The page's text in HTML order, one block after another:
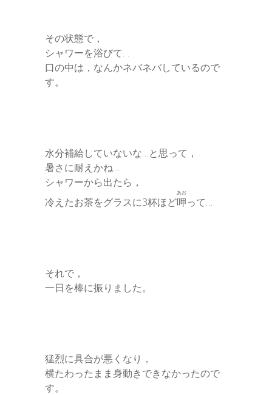
その状態で，
シャワーを浴びて…
口の中は，なんかネバネバしているので
す。
水分補給していないな…と思って，
暑さに耐えかね…
シャワーから出たら，
冷えたお茶をグラスに3杯ほど呷
あお
って…
それで，
一日を棒に振りました。
猛烈に具合が悪くなり，
横たわったまま身動きできなかったので
す。